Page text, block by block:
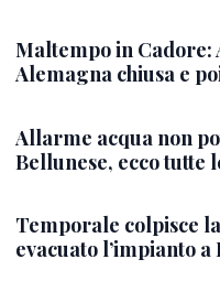
Maltempo in Cadore:
Alemagna chiusa e
Allarme acqua non
Bellunese, ecco tutte
Temporale colpisce
evacuato l’impianto